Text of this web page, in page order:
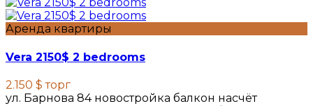
Аренда квартиры
Vera 2150$ 2 bedrooms
2.150 $торг
ул. Барнова 84 новостройка балкон насчёт